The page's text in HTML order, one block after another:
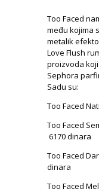
Too Faced
među kojima
metalik
Love Flush
proizvoda
Sephora
Sadu su:
Too Faced
Too Faced
6170 dinara
Too Faced
dinara
Too Faced